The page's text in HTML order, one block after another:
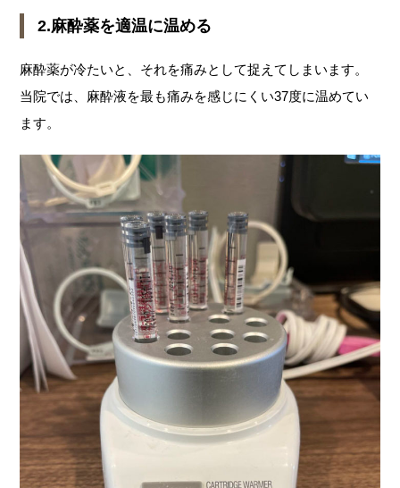
2.麻酔薬を適温に温める
麻酔薬が冷たいと、それを痛みとして捉えてしまいます。
当院では、麻酔液を最も痛みを感じにくい37度に温めてい
ます。